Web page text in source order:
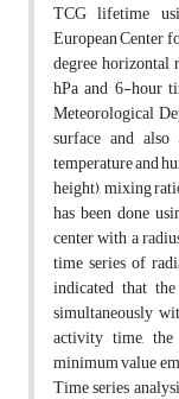
TCG lifetime
European Center
degree
hPa and 6-hour
Meteorological
surface and
temperature and
height), mixing
has been done
center with a
time series of
indicated that
simultaneously
activity time,
minimum value
Time series